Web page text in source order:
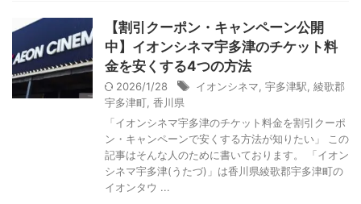
【割引クーポン・キャンペーン公開
中】イオンシネマ宇多津のチケット料
金を安くする4つの方法
2026/1/28 イオンシネマ 宇多津駅 綾歌郡
宇多津町 香川県
「イオンシネマ宇多津のチケット料金を割引クーポ
ン・キャンペーンで安くする方法が知りたい」 この
記事はそんな人のために書いております。 「イオン
シネマ宇多津(うたづ)」は香川県綾歌郡宇多津町の
イオンタウ ...